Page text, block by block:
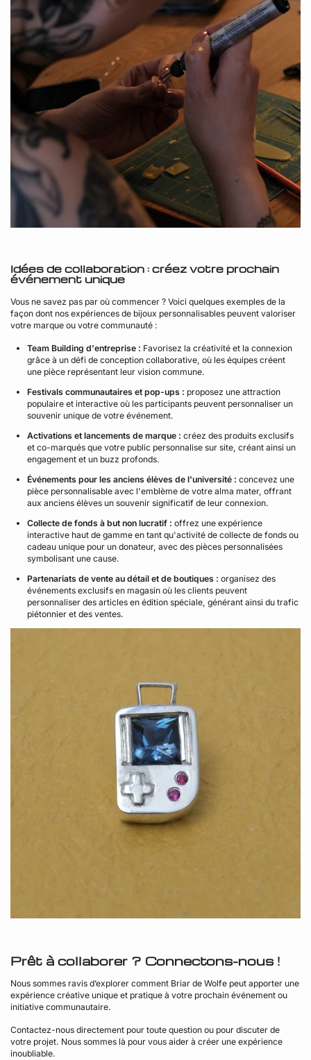
Idées de collaboration : créez votre prochain
événement unique
Vous ne savez pas par où commencer ? Voici quelques exemples de la
façon dont nos expériences de bijoux personnalisables peuvent valoriser
votre marque ou votre communauté :
Team Building d'entreprise : Favorisez la créativité et la connexion
grâce à un défi de conception collaborative, où les équipes créent
une pièce représentant leur vision commune.
Festivals communautaires et pop-ups : proposez une attraction
populaire et interactive où les participants peuvent personnaliser un
souvenir unique de votre événement.
Activations et lancements de marque : créez des produits exclusifs
et co-marqués que votre public personnalise sur site, créant ainsi un
engagement et un buzz profonds.
Événements pour les anciens élèves de l'université : concevez une
pièce personnalisable avec l'emblème de votre alma mater, offrant
aux anciens élèves un souvenir significatif de leur connexion.
Collecte de fonds à but non lucratif : offrez une expérience
interactive haut de gamme en tant qu'activité de collecte de fonds ou
cadeau unique pour un donateur, avec des pièces personnalisées
symbolisant une cause.
Partenariats de vente au détail et de boutiques : organisez des
événements exclusifs en magasin où les clients peuvent
personnaliser des articles en édition spéciale, générant ainsi du trafic
piétonnier et des ventes.
Prêt à collaborer ? Connectons-nous !
Nous sommes ravis d’explorer comment Briar de Wolfe peut apporter une
expérience créative unique et pratique à votre prochain événement ou
initiative communautaire.
Contactez-nous directement pour toute question ou pour discuter de
votre projet. Nous sommes là pour vous aider à créer une expérience
inoubliable.